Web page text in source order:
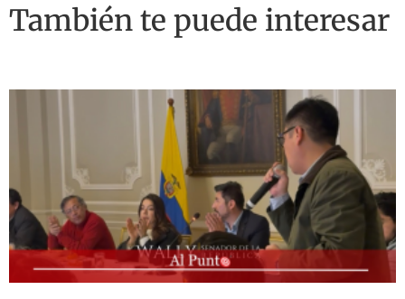
También te puede interesar